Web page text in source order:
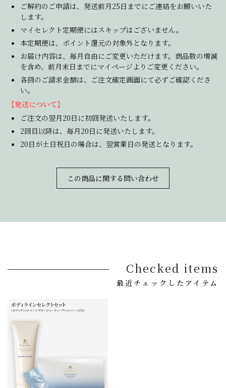
ご解約のご申請は、発送前月25日までにご連絡をお願いいた
します。
マイセレクト定期便にはスキップはございません。
本定期便は、ポイント還元の対象外となります。
お届け内容は、毎月自由にご変更いただけます。商品数の増減
を含め、前月末日までにマイページよりご変更ください。
各回のご請求金額は、ご注文確定画面にて必ずご確認くださ
い。
【発送について】
ご注文の翌月20日に初回発送いたします。
2回目以降は、毎月20日に発送いたします。
20日が土日祝日の場合は、翌営業日の発送となります。
この商品に関する問い合わせ
Checked items
最近チェックしたアイテム